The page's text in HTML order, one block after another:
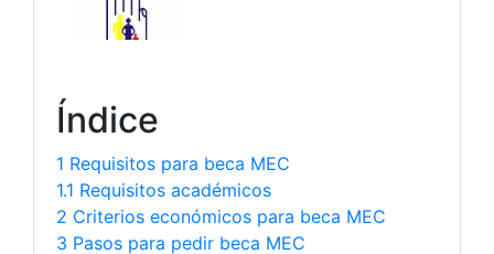
Índice
1 Requisitos para beca MEC
1.1 Requisitos académicos
2 Criterios económicos para beca MEC
3 Pasos para pedir beca MEC